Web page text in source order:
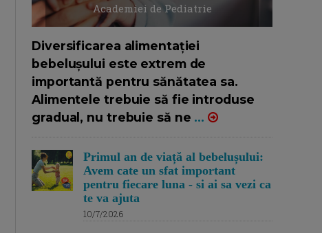
Academiei de Pediatrie
Diversificarea alimentației
bebelușului este extrem de
importantă pentru sănătatea sa.
Alimentele trebuie să fie introduse
gradual, nu trebuie să ne ...
Primul an de viață al bebelușului:
Avem cate un sfat important
pentru fiecare luna - si ai sa vezi ca
te va ajuta
10/7/2026